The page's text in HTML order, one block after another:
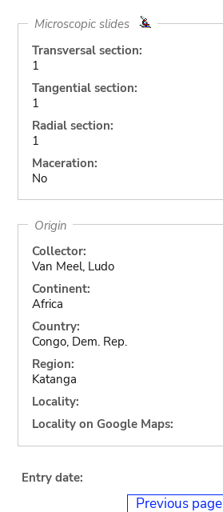
Microscopic slides
Transversal section:
1
Tangential section:
1
Radial section:
1
Maceration:
No
Origin
Collector:
Van Meel, Ludo
Continent:
Africa
Country:
Congo, Dem. Rep.
Region:
Katanga
Locality:
Locality on Google Maps:
Entry date:
Previous page